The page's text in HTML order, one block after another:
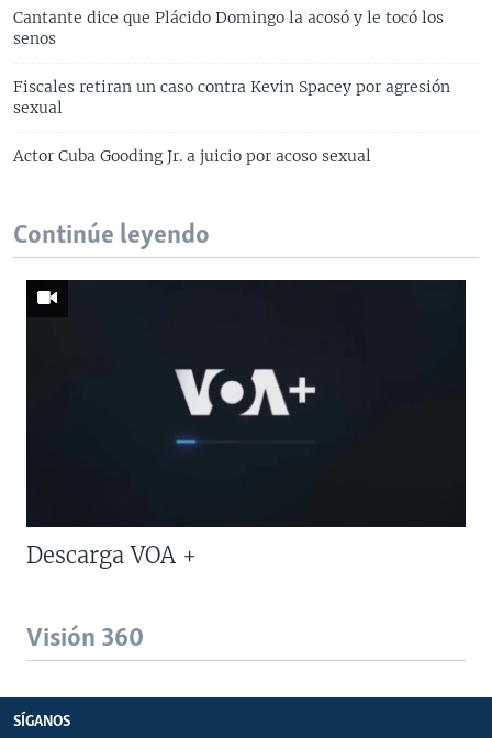
Cantante dice que Plácido Domingo la acosó y le tocó los
senos
Fiscales retiran un caso contra Kevin Spacey por agresión
sexual
Actor Cuba Gooding Jr. a juicio por acoso sexual
Continúe leyendo
Descarga VOA +
Visión 360
SÍGANOS